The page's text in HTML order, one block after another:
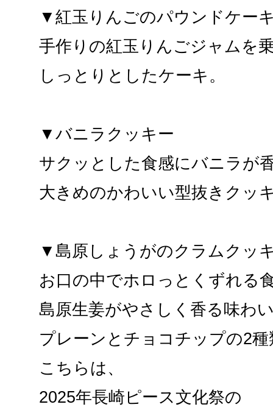
▼紅玉りんごのパウンドケー
手作りの紅玉りんごジャムを
しっとりとしたケーキ。
▼バニラクッキー
サクッとした食感にバニラが
大きめのかわいい型抜きクッ
▼島原しょうがのクラムクッ
お口の中でホロっとくずれる
島原生姜がやさしく香る味わ
プレーンとチョコチップの2種
こちらは、
2025年長崎ピース文化祭の